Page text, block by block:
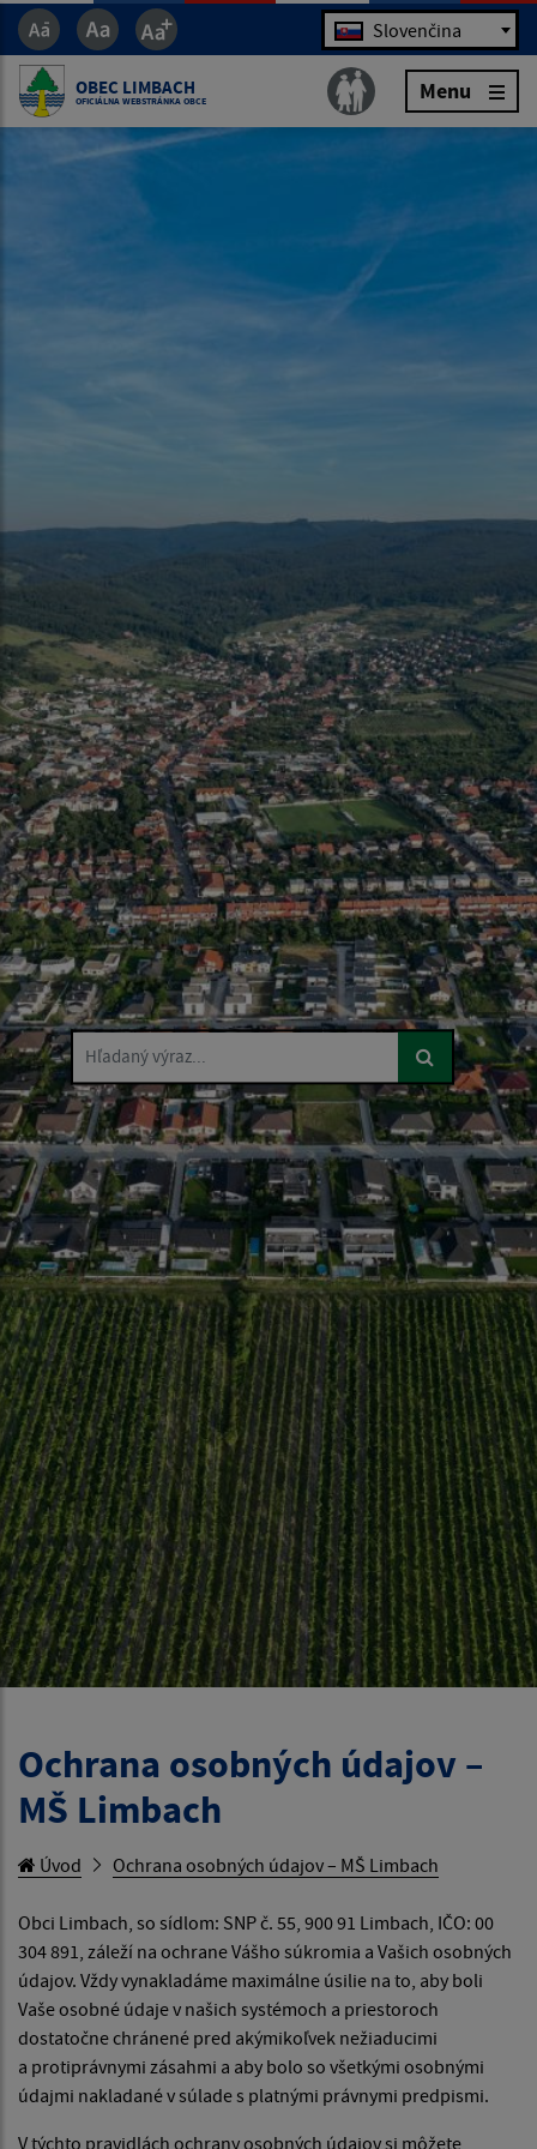
Jazyk Slovenčina
OBEC LIMBACH
OFICIÁLNA WEBSTRÁNKA OBCE Menu
Hľadaný výraz...
Ochrana osobných údajov –
MŠ Limbach
Úvod Ochrana osobných údajov – MŠ Limbach
Obci Limbach, so sídlom: SNP č. 55, 900 91 Limbach, IČO: 00
304 891, záleží na ochrane Vášho súkromia a Vašich osobných
údajov. Vždy vynakladáme maximálne úsilie na to, aby boli
Vaše osobné údaje v našich systémoch a priestoroch
dostatočne chránené pred akýmikoľvek nežiaducimi
a protiprávnymi zásahmi a aby bolo so všetkými osobnými
údajmi nakladané v súlade s platnými právnymi predpismi.
V týchto pravidlách ochrany osobných údajov si môžete